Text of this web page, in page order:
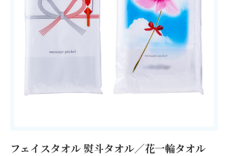
フェイスタオル 熨斗タオル／花一輪タオル